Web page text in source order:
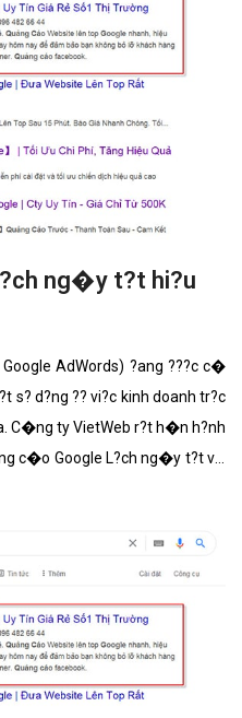
ng�y t?t hi?u
AdWords) ?ang ???c c�
d?ng ?? vi?c kinh doanh tr?c
C�ng ty VietWeb r?t h�n h?nh
c�o Google L?ch ng�y t?t v?i